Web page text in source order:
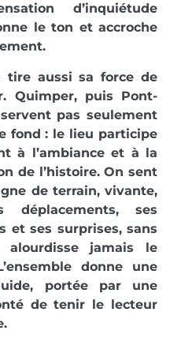
d’inquiétude
le ton et accroche
tire aussi sa force de
Quimper, puis Pont-
pas seulement
fond : le lieu participe
à l’ambiance et à la
de l’histoire. On sent
de terrain, vivante,
déplacements, ses
et ses surprises, sans
alourdisse jamais le
donne une
portée par une
de tenir le lecteur